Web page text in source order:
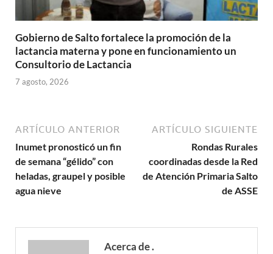
Gobierno de Salto fortalece la promoción de la
lactancia materna y pone en funcionamiento un
Consultorio de Lactancia
7 agosto, 2026
ARTÍCULO ANTERIOR
Inumet pronosticó un fin
de semana “gélido” con
heladas, graupel y posible
agua nieve
ARTÍCULO SIGUIENTE
Rondas Rurales
coordinadas desde la Red
de Atención Primaria Salto
de ASSE
Acerca de .